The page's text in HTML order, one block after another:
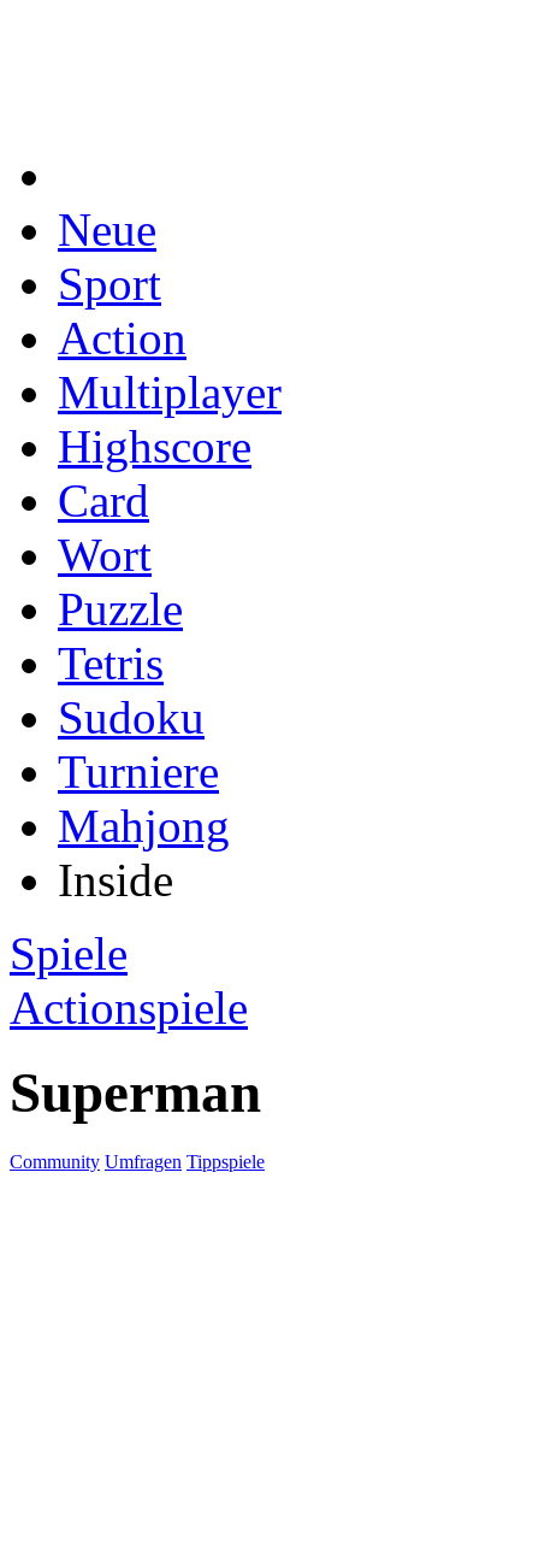
Neue
Sport
Action
Multiplayer
Highscore
Card
Wort
Puzzle
Tetris
Sudoku
Turniere
Mahjong
Inside
Spiele
Actionspiele
Superman
Community Umfragen Tippspiele